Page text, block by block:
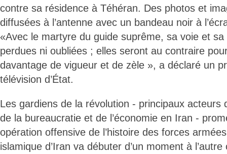
contre sa résidence à Téhéran. Des photos et
diffusées à l’antenne avec un bandeau noir à
«Avec le martyre du guide suprême, sa voie et
perdues ni oubliées ; elles seront au contraire
davantage de vigueur et de zèle », a déclaré un
télévision d’État.
Les gardiens de la révolution - principaux acteurs
de la bureaucratie et de l’économie en Iran -
opération offensive de l’histoire des forces
islamique d’Iran va débuter d’un moment à